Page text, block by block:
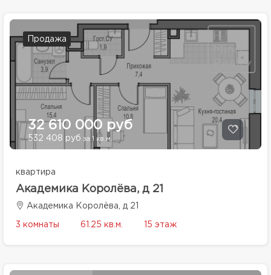
Продажа
32 610 000 руб
532 408 руб за 1 кв.м.
квартира
Академика Королёва, д 21
Академика Королёва, д 21
3 комнаты 61.25 кв.м. 15 этаж